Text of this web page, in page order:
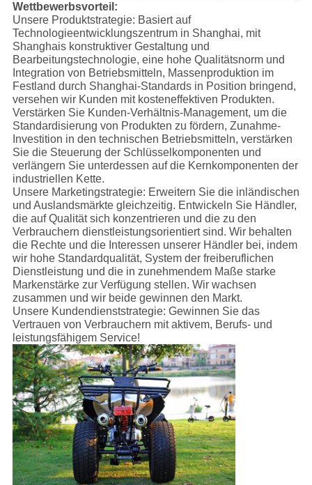
Wettbewerbsvorteil:
Unsere Produktstrategie: Basiert auf
Technologieentwicklungszentrum in Shanghai, mit
Shanghais konstruktiver Gestaltung und
Bearbeitungstechnologie, eine hohe Qualitätsnorm und
Integration von Betriebsmitteln, Massenproduktion im
Festland durch Shanghai-Standards in Position bringend,
versehen wir Kunden mit kosteneffektiven Produkten.
Verstärken Sie Kunden-Verhältnis-Management, um die
Standardisierung von Produkten zu fördern, Zunahme-
Investition in den technischen Betriebsmitteln, verstärken
Sie die Steuerung der Schlüsselkomponenten und
verlängern Sie unterdessen auf die Kernkomponenten der
industriellen Kette.
Unsere Marketingstrategie: Erweitern Sie die inländischen
und Auslandsmärkte gleichzeitig. Entwickeln Sie Händler,
die auf Qualität sich konzentrieren und die zu den
Verbrauchern dienstleistungsorientiert sind. Wir behalten
die Rechte und die Interessen unserer Händler bei, indem
wir hohe Standardqualität, System der freiberuflichen
Dienstleistung und die in zunehmendem Maße starke
Markenstärke zur Verfügung stellen. Wir wachsen
zusammen und wir beide gewinnen den Markt.
Unsere Kundendienststrategie: Gewinnen Sie das
Vertrauen von Verbrauchern mit aktivem, Berufs- und
leistungsfähigem Service!